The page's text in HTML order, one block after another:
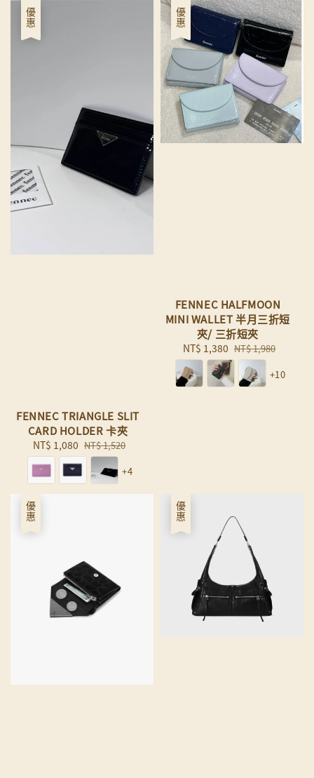
優惠
FENNEC TRIANGLE SLIT
CARD HOLDER 卡夾
Sale
price
NT$ 1,080 Regular
price
NT$ 1,520
+4
優惠
FENNEC HALFMOON
MINI WALLET 半月三折短
夾/ 三折短夾
Sale
price
NT$ 1,380 Regular
price
NT$ 1,980
+10
優惠 優惠